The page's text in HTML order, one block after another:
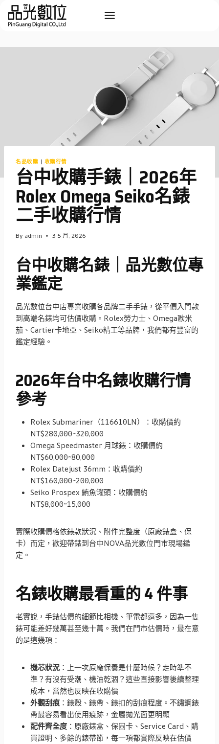
Skip
content
名品收購 | 收購行情
台中收購手錶｜2026年
Rolex Omega Seiko名錶
二手收購行情
By admin 3 5 月, 2026
台中收購名錶｜品光數位專
業鑑定
品光數位台中店專業收購各品牌二手手錶，從平價入門款
到高端名錶均可估價收購。Rolex勞力士、Omega歐米
茄、Cartier卡地亞、Seiko精工等品牌，我們都有豐富的
鑑定經驗。
2026年台中名錶收購行情
參考
Rolex Submariner（116610LN）：收購價約
NT$280,000~320,000
Omega Speedmaster 月球錶：收購價約
NT$60,000~80,000
Rolex Datejust 36mm：收購價約
NT$160,000~200,000
Seiko Prospex 鮪魚罐頭：收購價約
NT$8,000~15,000
實際收購價格依錶款狀況、附件完整度（原廠錶盒、保
卡）而定，歡迎帶錶到台中NOVA品光數位門市現場鑑
定。
名錶收購最看重的 4 件事
老實說，手錶估價的細節比相機、筆電都還多，因為一隻
錶可能差好幾萬甚至幾十萬。我們在門市估價時，最在意
的是這幾項：
機芯狀況 ：上一次原廠保養是什麼時候？走時準不
準？有沒有受潮、機油乾涸？這些直接影響後續整理
成本，當然也反映在收購價
外觀刮痕：錶殼、錶帶、錶扣的刮痕程度。不鏽鋼錶
帶最容易看出使用痕跡，金屬拋光面更明顯
配件齊全度 ：原廠錶盒、保固卡、Service Card、購
買證明、多餘的錶帶節，每一項都實際反映在估價